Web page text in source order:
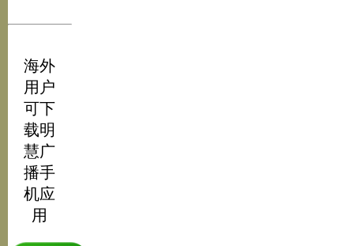
海外
用户
可下
载明
慧广
播手
机应
用